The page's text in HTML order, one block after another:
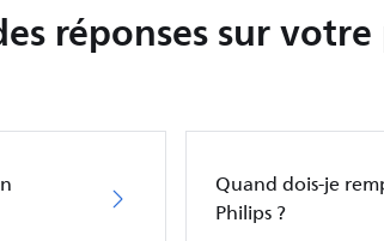
réponses sur
Quand dois-je
Philips ?